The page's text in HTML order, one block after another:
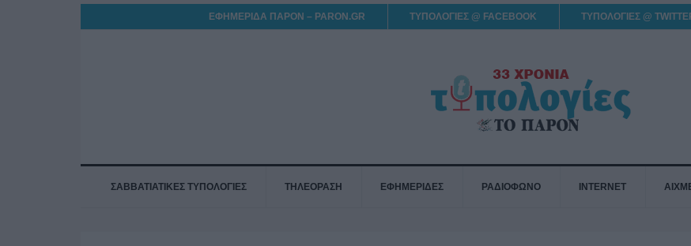
ΕΦΗΜΕΡΙΔΑ ΠΑΡΟΝ – PARON.GR ΤΥΠΟΛΟΓΙΕΣ @ FACEBOOK ΤΥΠΟΛΟΓΙΕΣ @
ΣΑΒΒΑΤΙΑΤΙΚΕΣ ΤΥΠΟΛΟΓΙΕΣ ΤΗΛΕΟΡΑΣΗ ΕΦΗΜΕΡΙΔΕΣ ΡΑΔΙΟΦΩΝΟ INTERNET